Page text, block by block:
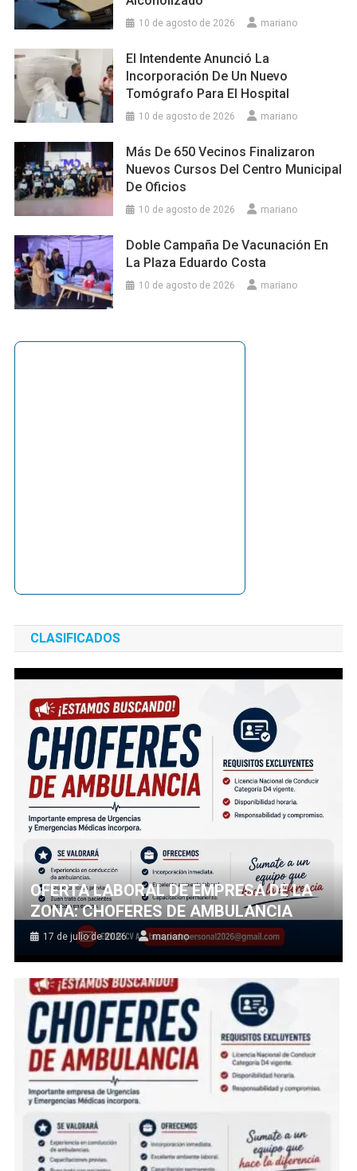
10 de agosto de 2026 mariano
El Intendente Anunció La
Incorporación De Un Nuevo
Tomógrafo Para El Hospital
10 de agosto de 2026 mariano
Más De 650 Vecinos Finalizaron
Nuevos Cursos Del Centro Municipal
De Oficios
10 de agosto de 2026 mariano
Doble Campaña De Vacunación En
La Plaza Eduardo Costa
10 de agosto de 2026 mariano
CLASIFICADOS
OFERTA LABORAL DE EMPRESA DE LA
ZONA: CHOFERES DE AMBULANCIA
17 de julio de 2026 mariano